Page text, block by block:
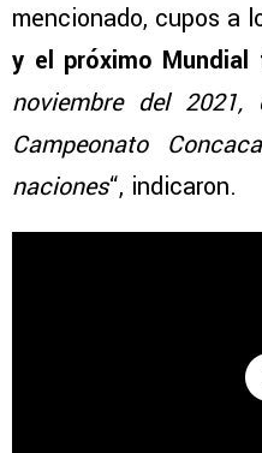
mencionado, cupos a
y el próximo Mundial
noviembre del
Campeonato
naciones“, indicaron.